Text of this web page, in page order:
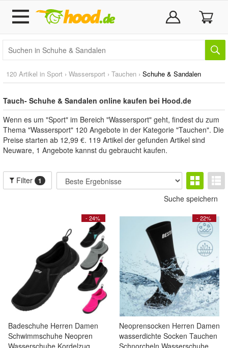
120 Artikel in Sport › Wassersport › Tauchen › Schuhe & Sandalen
Tauch- Schuhe & Sandalen online kaufen bei Hood.de
Wenn es um "Sport" im Bereich "Wassersport" geht, findest du zum
Thema "Wassersport" 120 Angebote in der Kategorie "Tauchen". Die
Preise starten ab 12,99 €. 119 Artikel der gefunden Artikel sind
Neuware, 1 Angebote kannst du gebraucht kaufen.
Filter 1
Suche speichern
- 24%
Badeschuhe Herren Damen
Schwimmschuhe Neopren
Wasserschuhe Kordelzug
- 22%
Neoprensocken Herren Damen
wasserdichte Socken Tauchen
Schnorcheln Wasserschuhe